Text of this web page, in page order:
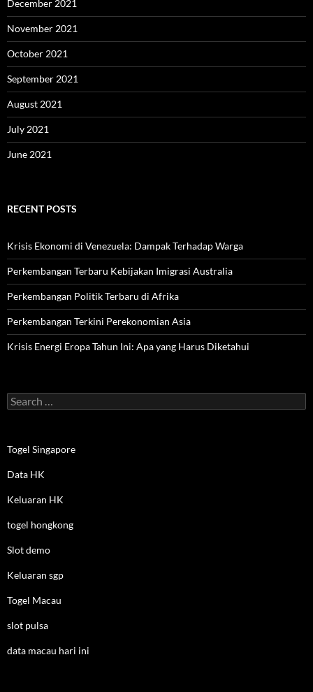
December 2021
November 2021
October 2021
September 2021
August 2021
July 2021
June 2021
RECENT POSTS
Krisis Ekonomi di Venezuela: Dampak Terhadap Warga
Perkembangan Terbaru Kebijakan Imigrasi Australia
Perkembangan Politik Terbaru di Afrika
Perkembangan Terkini Perekonomian Asia
Krisis Energi Eropa Tahun Ini: Apa yang Harus Diketahui
Search
for:
Togel Singapore
Data HK
Keluaran HK
togel hongkong
Slot demo
Keluaran sgp
Togel Macau
slot pulsa
data macau hari ini